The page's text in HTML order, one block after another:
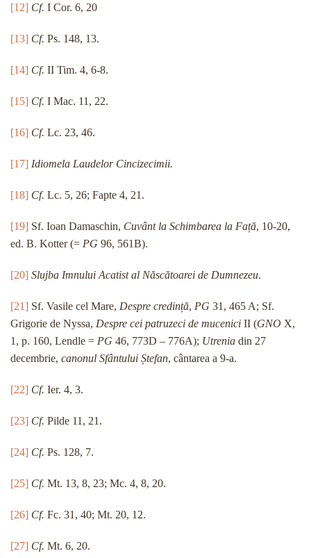
[12] Cf. I Cor. 6, 20
[13] Cf. Ps. 148, 13.
[14] Cf. II Tim. 4, 6-8.
[15] Cf. I Mac. 11, 22.
[16] Cf. Lc. 23, 46.
[17] Idiomela Laudelor Cincizecimii.
[18] Cf. Lc. 5, 26; Fapte 4, 21.
[19] Sf. Ioan Damaschin, Cuvânt la Schimbarea la Față, 10-20,
ed. B. Kotter (= PG 96, 561B).
[20] Slujba Imnului Acatist al Născătoarei de Dumnezeu.
[21] Sf. Vasile cel Mare, Despre credință, PG 31, 465 A; Sf.
Grigorie de Nyssa, Despre cei patruzeci de mucenici II (GNO X,
1, p. 160, Lendle = PG 46, 773D – 776A); Utrenia din 27
decembrie, canonul Sfântului Ștefan, cântarea a 9-a.
[22] Cf. Ier. 4, 3.
[23] Cf. Pilde 11, 21.
[24] Cf. Ps. 128, 7.
[25] Cf. Mt. 13, 8, 23; Mc. 4, 8, 20.
[26] Cf. Fc. 31, 40; Mt. 20, 12.
[27] Cf. Mt. 6, 20.